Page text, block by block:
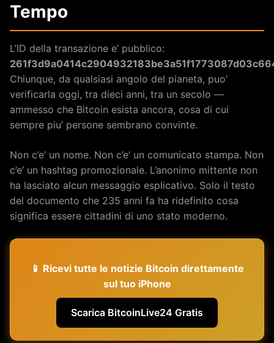
Tempo
L’ID della transazione e’ pubblico:
Chiunque, da qualsiasi angolo del pianeta, puo’
verificarla oggi, tra dieci anni, tra un secolo —
ammesso che Bitcoin esista ancora, cosa di cui
sempre piu’ persone sembrano convinte.
Non c’e’ un nome. Non c’e’ un comunicato stampa. Non
c’e’ un hashtag promozionale. L’anonimo mittente non
ha lasciato alcun messaggio esplicativo. Solo il testo
del documento che 235 anni fa ha ridefinito cosa
significa essere cittadini di uno stato moderno.
📱 Ricevi tutte le notizie Bitcoin direttamente
sul tuo iPhone
Scarica BitcoinLive24 Gratis